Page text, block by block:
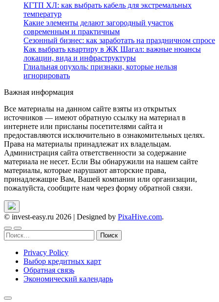
КГТП ХЛ: как выбрать кабель для экстремальных
температур
Какие элементы делают загородный участок
современным и практичным
Сезонный бизнес: как заработать на праздничном спросе
Как выбрать квартиру в ЖК Шагал: важные нюансы
локации, вида и инфраструктуры
Глиальная опухоль: признаки, которые нельзя
игнорировать
Важная информация
Все материалы на данном сайте взяты из открытых
источников — имеют обратную ссылку на материал в
интернете или присланы посетителями сайта и
предоставляются исключительно в ознакомительных целях.
Права на материалы принадлежат их владельцам.
Администрация сайта ответственности за содержание
материала не несет. Если Вы обнаружили на нашем сайте
материалы, которые нарушают авторские права,
принадлежащие Вам, Вашей компании или организации,
пожалуйста, сообщите нам через форму обратной связи.
© invest-easy.ru 2026 | Designed by PixaHive.com.
Найти:
Privacy Policy
Выбор кредитных карт
Обратная связь
Экономический календарь